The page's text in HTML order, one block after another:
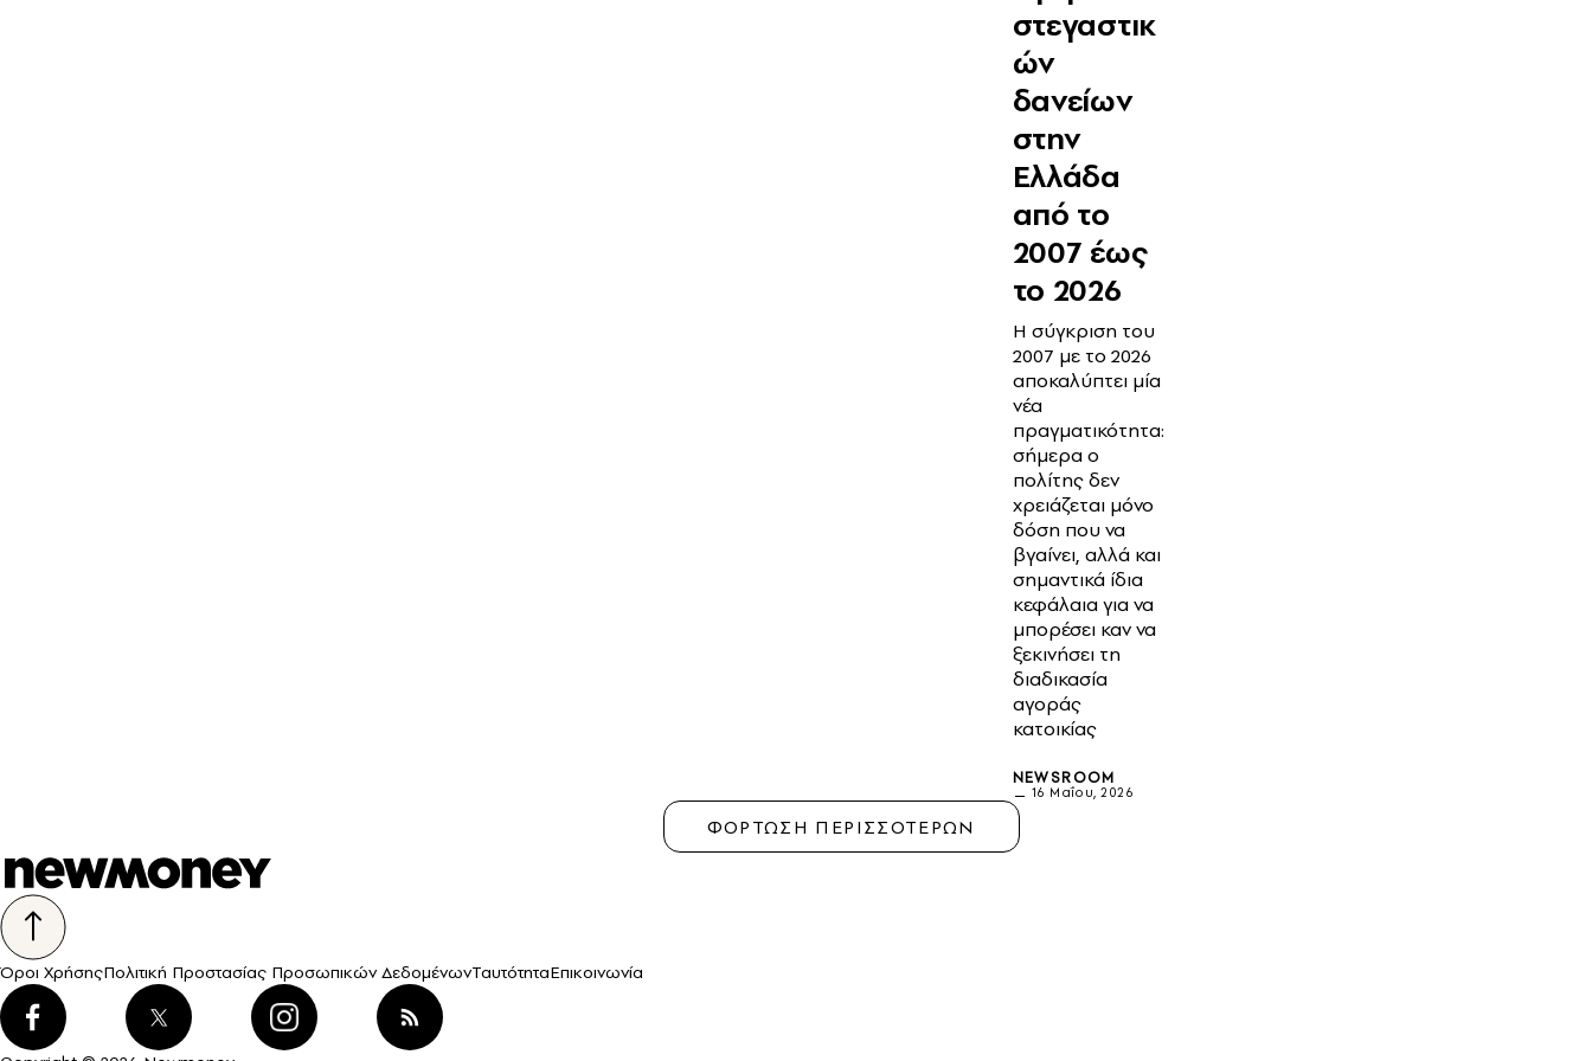
στεγαστικ
ών
δανείων
στην
Ελλάδα
από το
2007 έως
το 2026
Η σύγκριση του
2007 με το 2026
αποκαλύπτει μία
νέα
πραγματικότητα:
σήμερα ο
πολίτης δεν
χρειάζεται μόνο
δόση που να
βγαίνει, αλλά και
σημαντικά ίδια
κεφάλαια για να
μπορέσει καν να
ξεκινήσει τη
διαδικασία
αγοράς
κατοικίας
NEWSROOM
16 Μαΐου, 2026
ΦΟΡΤΩΣΗ ΠΕΡΙΣΣΟΤΕΡΩΝ
Όροι ΧρήσηςΠολιτική Προστασίας Προσωπικών ΔεδομένωνΤαυτότηταΕπικοινωνία